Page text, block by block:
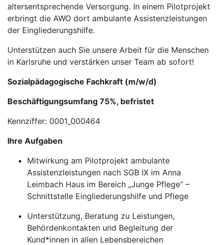
altersentsprechende Versorgung. In einem Pilotprojekt
erbringt die AWO dort ambulante Assistenzleistungen
der Eingliederungshilfe.
Unterstützen auch Sie unsere Arbeit für die Menschen
in Karlsruhe und verstärken unser Team ab sofort!
Sozialpädagogische Fachkraft (m/w/d)
Beschäftigungsumfang 75%, befristet
Kennziffer: 0001_000464
Ihre Aufgaben
Mitwirkung am Pilotprojekt ambulante
Assistenzleistungen nach SGB IX im Anna
Leimbach Haus im Bereich „Junge Pflege“ –
Schnittstelle Eingliederungshilfe und Pflege
Unterstützung, Beratung zu Leistungen,
Behördenkontakten und Begleitung der
Kund*innen in allen Lebensbereichen